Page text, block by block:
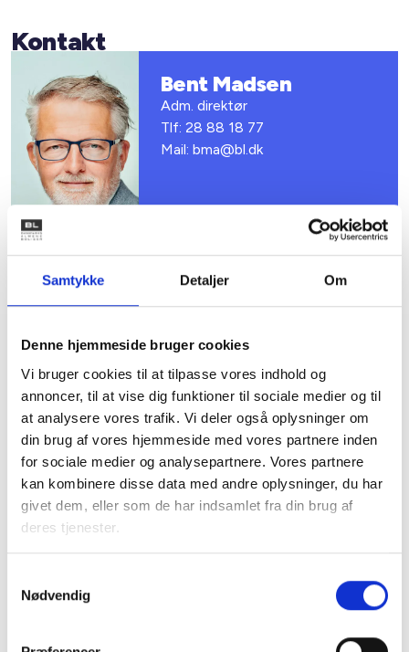
Samtykke Detaljer Om
Denne hjemmeside bruger cookies
Vi bruger cookies til at tilpasse vores indhold og
annoncer, til at vise dig funktioner til sociale medier og til
at analysere vores trafik. Vi deler også oplysninger om
din brug af vores hjemmeside med vores partnere inden
for sociale medier og analysepartnere. Vores partnere
kan kombinere disse data med andre oplysninger, du har
givet dem, eller som de har indsamlet fra din brug af
deres tjenester.
Nødvendig
Kontakt
Bent Madsen
Adm. direktør
Tlf: 28 88 18 77
Mail: bma@bl.dk
Relateret indhold
BL INFORMERER
Nye krav om fjernaflæste målere – alle
ejendomme skal være klar senest 1. januar
2027
08. juni 2026
BL INFORMERER
Ansvar for nødforsyning i plejeboliger ved
forsyningssvigt